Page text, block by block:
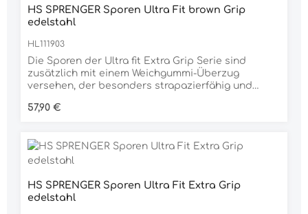
HS SPRENGER Sporen Ultra Fit brown Grip
edelstahl
HL111903
Die Sporen der Ultra fit Extra Grip Serie sind
zusätzlich mit einem Weichgummi-Überzug
versehen, der besonders strapazierfähig und
guten Sitz und einen zeitlosen Look. Auch Deinen
geschont.Ein besonders praktisches Extra: Die
Sporen lassen sich einfach und individuell an
Regulärer Preis:
57,90 €
HS SPRENGER Sporen Ultra Fit Extra Grip
edelstahl